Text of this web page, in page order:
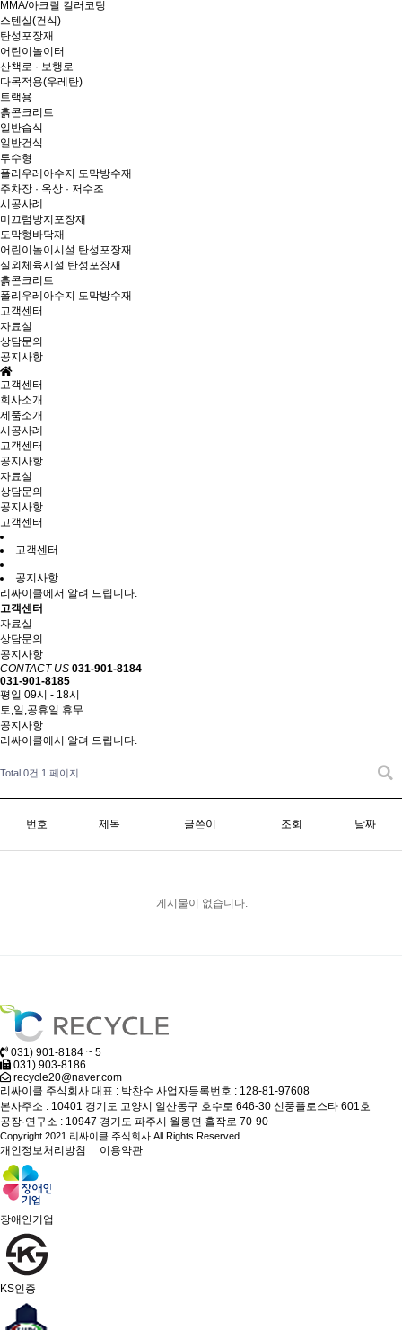
MMA/아크릴 컬러코팅
스텐실(건식)
탄성포장재
어린이놀이터
산책로 · 보행로
다목적용(우레탄)
트랙용
흙콘크리트
일반습식
일반건식
투수형
폴리우레아수지 도막방수재
주차장 · 옥상 · 저수조
시공사례
미끄럼방지포장재
도막형바닥재
어린이놀이시설 탄성포장재
실외체육시설 탄성포장재
흙콘크리트
폴리우레아수지 도막방수재
고객센터
자료실
상담문의
공지사항
고객센터
회사소개
제품소개
시공사례
고객센터
공지사항
자료실
상담문의
공지사항
고객센터
고객센터
공지사항
리싸이클에서 알려 드립니다.
고객센터
자료실
상담문의
공지사항
CONTACT US 031-901-8184
031-901-8185
평일 09시 - 18시
토,일,공휴일 휴무
공지사항
리싸이클에서 알려 드립니다.
Total 0건 1 페이지
번호 제목 글쓴이 조회 날짜
게시물이 없습니다.
031) 901-8184 ~ 5
031) 903-8186
recycle20@naver.com
리싸이클 주식회사 대표 : 박찬수 사업자등록번호 : 128-81-97608
본사주소 : 10401 경기도 고양시 일산동구 호수로 646-30 신풍플로스타 601호
공장·연구소 : 10947 경기도 파주시 월롱면 홀작로 70-90
Copyright 2021 리싸이클 주식회사 All Rights Reserved.
개인정보처리방침 이용약관
장애인기업
KS인증